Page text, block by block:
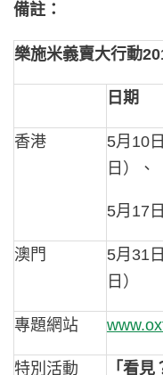
備註：
樂施米義賣大行動
日期
香港
5月10
日）、
5月17
澳門
5月31
日）
專題網站
特別活動 「看